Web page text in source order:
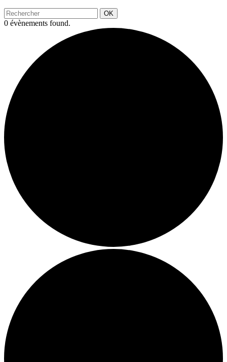
OK
0 évènements found.